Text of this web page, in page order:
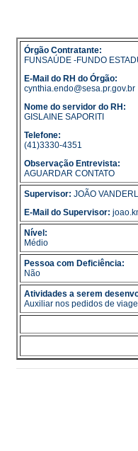
Órgão Contratante:
FUNSAÚDE -FUNDO
E-Mail do RH do Órgão:
cynthia.endo@sesa.pr.gov.br
Nome do servidor do RH:
GISLAINE SAPORITI
Telefone:
(41)3330-4351
Observação Entrevista:
AGUARDAR CONTATO
Supervisor: JOÃO
E-Mail do Supervisor:
Nível:
Médio
Pessoa com Deficiência:
Não
Atividades a serem
Auxiliar nos pedidos de